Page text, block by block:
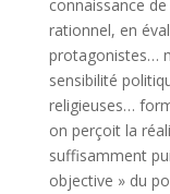
connaissance
rationnel, en
protagonistes…
sensibilité
religieuses…
on perçoit la
suffisamment
objective » du